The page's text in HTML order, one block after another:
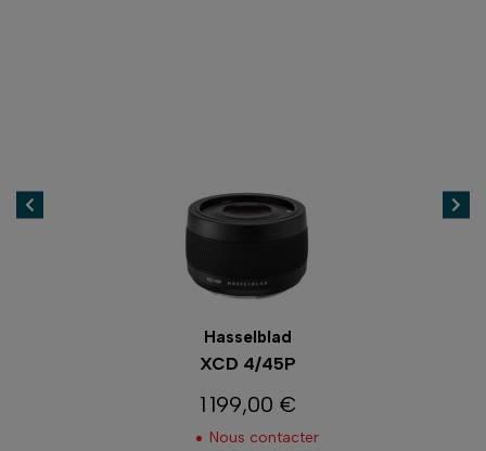
Hasselblad
XCD 3,5/120
Prix
4 680,00 €
Nous contacter